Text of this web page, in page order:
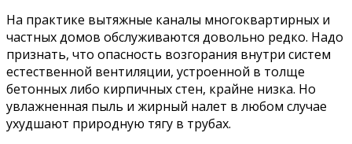
На практике вытяжные каналы многоквартирных и
частных домов обслуживаются довольно редко. Надо
признать, что опасность возгорания внутри систем
естественной вентиляции, устроенной в толще
бетонных либо кирпичных стен, крайне низка. Но
увлажненная пыль и жирный налет в любом случае
ухудшают природную тягу в трубах.